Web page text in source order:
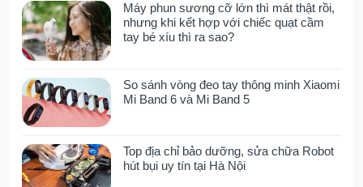
Đèn chiếu xanh góc rộng 140° giúp
Một điểm nổi bật không thể bỏ qua của
Roborock H60 Ultra chính là đèn chiếu xanh
góc rộng 140°. Công nghệ này giúp làm lộ rõ
những hạt bụi mịn và mảng bẩn khó nhìn thấy
bằng mắt thường, nhờ đó người dùng có thể
Máy phun sương cỡ lớn thì mát thật rồi,
nhưng khi kết hợp với chiếc quạt cầm
tay bé xíu thì ra sao?
So sánh vòng đeo tay thông minh Xiaomi
Mi Band 6 và Mi Band 5
Top địa chỉ bảo dưỡng, sửa chữa Robot
hút bụi uy tín tại Hà Nội